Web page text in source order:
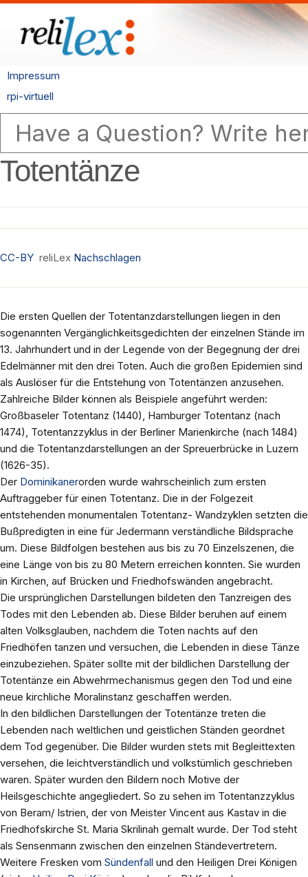
Impressum
rpi-virtuell
Totentänze
CC-BY reliLex Nachschlagen
Die ersten Quellen der Totentanzdarstellungen liegen in den
sogenannten Vergänglichkeitsgedichten der einzelnen Stände im
13. Jahrhundert und in der Legende von der Begegnung der drei
Edelmänner mit den drei Toten. Auch die großen Epidemien sind
als Auslöser für die Entstehung von Totentänzen anzusehen.
Zahlreiche Bilder können als Beispiele angeführt werden:
Großbaseler Totentanz (1440), Hamburger Totentanz (nach
1474), Totentanzzyklus in der Berliner Marienkirche (nach 1484)
und die Totentanzdarstellungen an der Spreuerbrücke in Luzern
(1626-35).
Der Dominikanerorden wurde wahrscheinlich zum ersten
Auftraggeber für einen Totentanz. Die in der Folgezeit
entstehenden monumentalen Totentanz- Wandzyklen setzten die
Bußpredigten in eine für Jedermann verständliche Bildsprache
um. Diese Bildfolgen bestehen aus bis zu 70 Einzelszenen, die
eine Länge von bis zu 80 Metern erreichen konnten. Sie wurden
in Kirchen, auf Brücken und Friedhofswänden angebracht.
Die ursprünglichen Darstellungen bildeten den Tanzreigen des
Todes mit den Lebenden ab. Diese Bilder beruhen auf einem
alten Volksglauben, nachdem die Toten nachts auf den
Friedhöfen tanzen und versuchen, die Lebenden in diese Tänze
einzubeziehen. Später sollte mit der bildlichen Darstellung der
Totentänze ein Abwehrmechanismus gegen den Tod und eine
neue kirchliche Moralinstanz geschaffen werden.
In den bildlichen Darstellungen der Totentänze treten die
Lebenden nach weltlichen und geistlichen Ständen geordnet
dem Tod gegenüber. Die Bilder wurden stets mit Begleittexten
versehen, die leichtverständlich und volkstümlich geschrieben
waren. Später wurden den Bildern noch Motive der
Heilsgeschichte angegliedert. So zu sehen im Totentanzzyklus
von Beram/ Istrien, der von Meister Vincent aus Kastav in die
Friedhofskirche St. Maria Skrilinah gemalt wurde. Der Tod steht
als Sensenmann zwischen den einzelnen Ständevertretern.
Weitere Fresken vom Sündenfall und den Heiligen Drei Königen